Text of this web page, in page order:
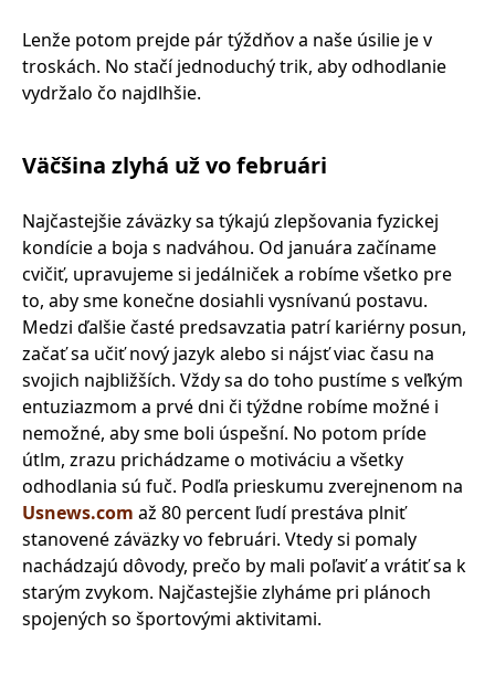
Lenže potom prejde pár týždňov a naše úsilie je v
troskách. No stačí jednoduchý trik, aby odhodlanie
vydržalo čo najdlhšie.
Väčšina zlyhá už vo februári
Najčastejšie záväzky sa týkajú zlepšovania fyzickej
kondície a boja s nadváhou. Od januára začíname
cvičiť, upravujeme si jedálniček a robíme všetko pre
to, aby sme konečne dosiahli vysnívanú postavu.
Medzi ďalšie časté predsavzatia patrí kariérny posun,
začať sa učiť nový jazyk alebo si nájsť viac času na
svojich najbližších. Vždy sa do toho pustíme s veľkým
entuziazmom a prvé dni či týždne robíme možné i
nemožné, aby sme boli úspešní. No potom príde
útlm, zrazu prichádzame o motiváciu a všetky
odhodlania sú fuč. Podľa prieskumu zverejnenom na
Usnews.com až 80 percent ľudí prestáva plniť
stanovené záväzky vo februári. Vtedy si pomaly
nachádzajú dôvody, prečo by mali poľaviť a vrátiť sa k
starým zvykom. Najčastejšie zlyháme pri plánoch
spojených so športovými aktivitami.